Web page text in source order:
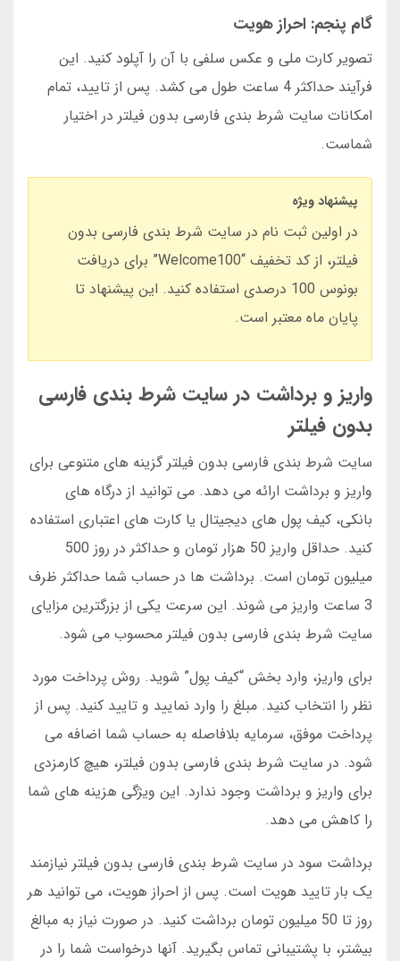
گام پنجم: احراز هویت
تصویر کارت ملی و عکس سلفی با آن را آپلود کنید. این
فرآیند حداکثر 4 ساعت طول می کشد. پس از تایید، تمام
امکانات سایت شرط بندی فارسی بدون فیلتر در اختیار
شماست.
پیشنهاد ویژه
در اولین ثبت نام در سایت شرط بندی فارسی بدون
فیلتر، از کد تخفیف “Welcome100” برای دریافت
بونوس 100 درصدی استفاده کنید. این پیشنهاد تا
پایان ماه معتبر است.
واریز و برداشت در سایت شرط بندی فارسی
بدون فیلتر
سایت شرط بندی فارسی بدون فیلتر گزینه های متنوعی برای
واریز و برداشت ارائه می دهد. می توانید از درگاه های
بانکی، کیف پول های دیجیتال یا کارت های اعتباری استفاده
کنید. حداقل واریز 50 هزار تومان و حداکثر در روز 500
میلیون تومان است. برداشت ها در حساب شما حداکثر ظرف
3 ساعت واریز می شوند. این سرعت یکی از بزرگترین مزایای
سایت شرط بندی فارسی بدون فیلتر محسوب می شود.
برای واریز، وارد بخش “کیف پول” شوید. روش پرداخت مورد
نظر را انتخاب کنید. مبلغ را وارد نمایید و تایید کنید. پس از
پرداخت موفق، سرمایه بلافاصله به حساب شما اضافه می
شود. در سایت شرط بندی فارسی بدون فیلتر، هیچ کارمزدی
برای واریز و برداشت وجود ندارد. این ویژگی هزینه های شما
را کاهش می دهد.
برداشت سود در سایت شرط بندی فارسی بدون فیلتر نیازمند
یک بار تایید هویت است. پس از احراز هویت، می توانید هر
روز تا 50 میلیون تومان برداشت کنید. در صورت نیاز به مبالغ
بیشتر، با پشتیبانی تماس بگیرید. آنها درخواست شما را در